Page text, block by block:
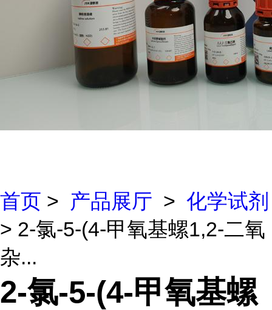
首页 > 产品展厅 > 化学试剂
> 2-氯-5-(4-甲氧基螺1,2-二氧
杂...
2-氯-5-(4-甲氧基螺